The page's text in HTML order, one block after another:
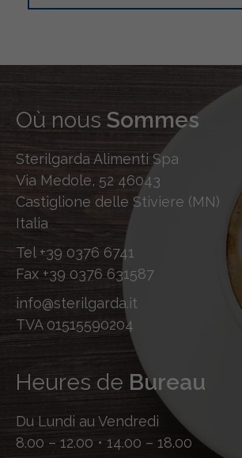
Où nous Sommes
Sterilgarda Alimenti Spa
Via Medole, 52 46043
Castiglione delle Stiviere (MN)
Italia
Tel +39 0376 6741
Fax +39 0376 631587
info@sterilgarda.it
TVA 01515590204
Heures de Bureau
Du Lundi au Vendredi
8.00 – 12.00 • 14.00 – 18.00